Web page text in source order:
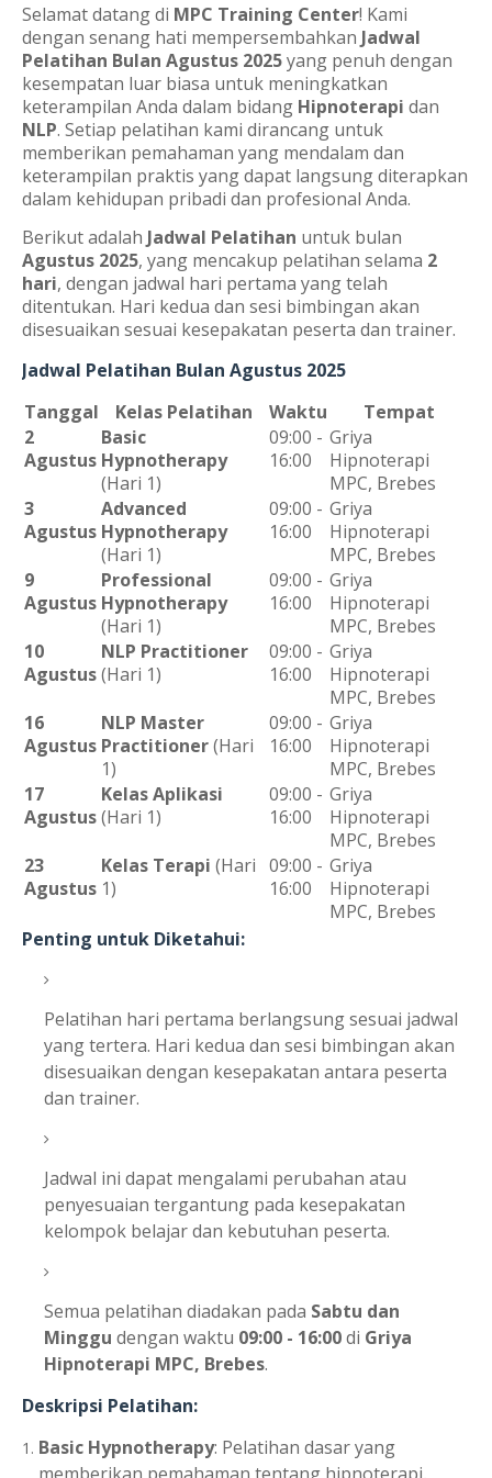
Selamat datang di MPC Training Center! Kami
dengan senang hati mempersembahkan Jadwal
Pelatihan Bulan Agustus 2025yang penuh dengan
kesempatan luar biasa untuk meningkatkan
keterampilan Anda dalam bidang Hipnoterapi dan
NLP. Setiap pelatihan kami dirancang untuk
memberikan pemahaman yang mendalam dan
keterampilan praktis yang dapat langsung diterapkan
dalam kehidupan pribadi dan profesional Anda.
Berikut adalah Jadwal Pelatihan untuk bulan
Agustus 2025, yang mencakup pelatihan selama 2
hari, dengan jadwal hari pertama yang telah
ditentukan. Hari kedua dan sesi bimbingan akan
disesuaikan sesuai kesepakatan peserta dan trainer.
Jadwal Pelatihan Bulan Agustus 2025
Tanggal
Kelas Pelatihan Waktu
Tempat
2
Agustus
Basic
Hypnotherapy
(Hari 1)
09:00 -
16:00
Griya
Hipnoterapi
MPC, Brebes
3
Agustus
Advanced
Hypnotherapy
(Hari 1)
09:00 -
16:00
Griya
Hipnoterapi
MPC, Brebes
9
Agustus
Professional
Hypnotherapy
(Hari 1)
09:00 -
16:00
Griya
Hipnoterapi
MPC, Brebes
10
Agustus
NLP Practitioner
(Hari 1)
09:00 -
16:00
Griya
Hipnoterapi
MPC, Brebes
16
Agustus
NLP Master
Practitioner(Hari
1)
09:00 -
16:00
Griya
Hipnoterapi
MPC, Brebes
17
Agustus
Kelas Aplikasi
(Hari 1)
09:00 -
16:00
Griya
Hipnoterapi
MPC, Brebes
23
Agustus
Kelas Terapi (Hari
1)
09:00 -
16:00
Griya
Hipnoterapi
MPC, Brebes
Penting untuk Diketahui:
Pelatihan hari pertama berlangsung sesuai jadwal
yang tertera. Hari kedua dan sesi bimbingan akan
disesuaikan dengan kesepakatan antara peserta
dan trainer.
Jadwal ini dapat mengalami perubahan atau
penyesuaian tergantung pada kesepakatan
kelompok belajar dan kebutuhan peserta.
Semua pelatihan diadakan pada Sabtu dan
Minggu dengan waktu 09:00 - 16:00di Griya
Hipnoterapi MPC, Brebes.
Deskripsi Pelatihan:
Basic Hypnotherapy: Pelatihan dasar yang